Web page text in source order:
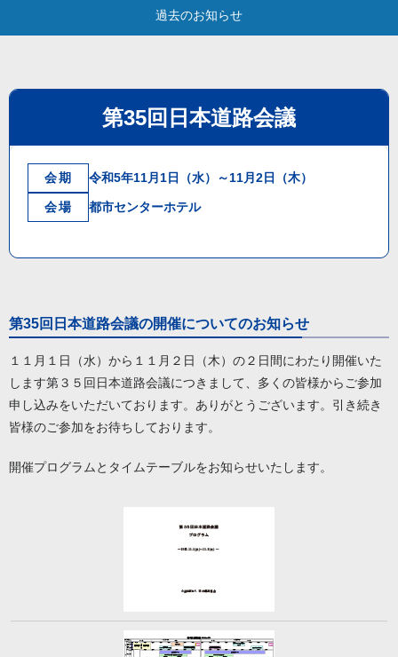
過去のお知らせ
第35回日本道路会議
会期 令和5年11月1日（水）～11月2日（木）
会場 都市センターホテル
第35回日本道路会議の開催についてのお知らせ
１１月１日（水）から１１月２日（木）の２日間にわたり開催いた
します第３５回日本道路会議につきまして、多くの皆様からご参加
申し込みをいただいております。ありがとうございます。引き続き
皆様のご参加をお待ちしております。
開催プログラムとタイムテーブルをお知らせいたします。